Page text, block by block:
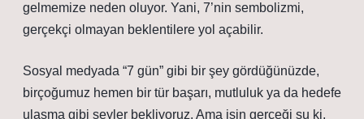
gelmemize neden oluyor. Yani, 7’nin sembolizmi,
gerçekçi olmayan beklentilere yol açabilir.
Sosyal medyada “7 gün” gibi bir şey gördüğünüzde,
birçoğumuz hemen bir tür başarı, mutluluk ya da hedefe
ulaşma gibi şeyler bekliyoruz. Ama işin gerçeği şu ki,